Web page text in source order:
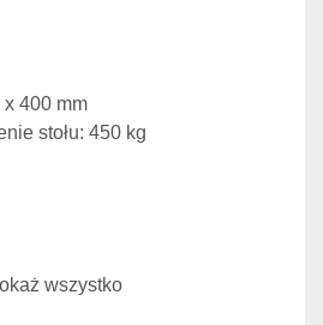
x 400 mm
stołu: 450 kg
wszystko